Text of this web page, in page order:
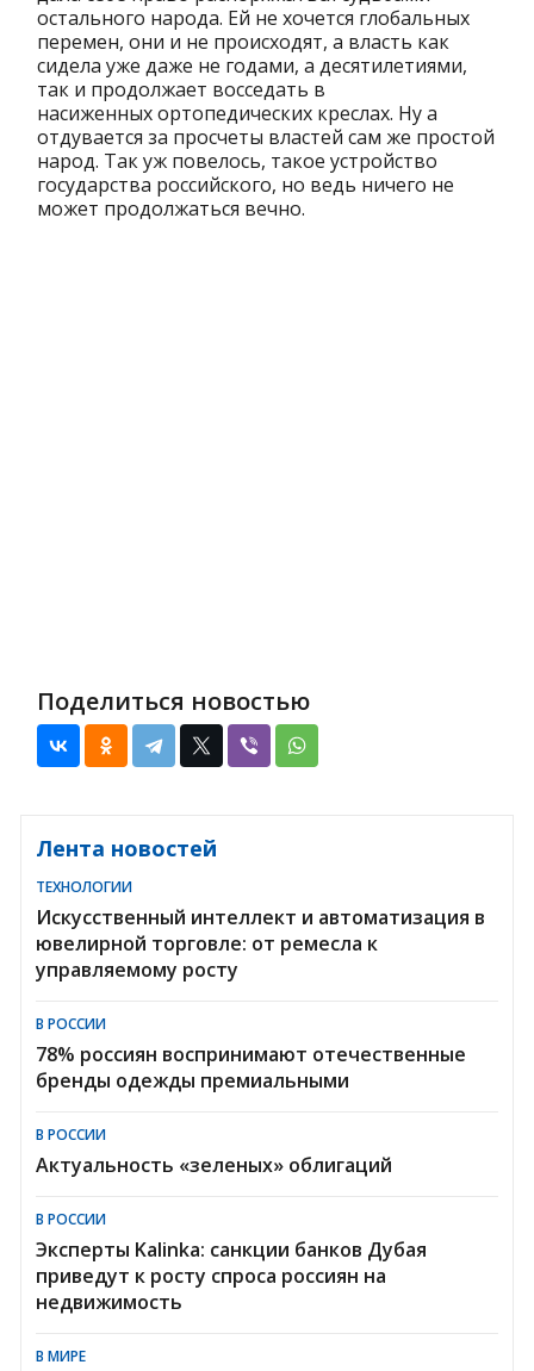
остального народа. Ей не хочется глобальных
перемен, они и не происходят, а власть как
сидела уже даже не годами, а десятилетиями,
так и продолжает восседать в
насиженных ортопедических креслах. Ну а
отдувается за просчеты властей сам же простой
народ. Так уж повелось, такое устройство
государства российского, но ведь ничего не
может продолжаться вечно.
Поделиться новостью
Лента новостей
ТЕХНОЛОГИИ
Искусственный интеллект и автоматизация в
ювелирной торговле: от ремесла к
управляемому росту
В РОССИИ
78% россиян воспринимают отечественные
бренды одежды премиальными
В РОССИИ
Актуальность «зеленых» облигаций
В РОССИИ
Эксперты Kalinka: санкции банков Дубая
приведут к росту спроса россиян на
недвижимость
В МИРЕ